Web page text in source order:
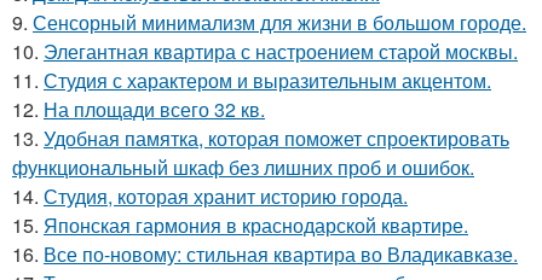
9. Сенсорный минимализм для жизни в большом городе.
10. Элегантная квартира с настроением старой москвы.
11. Студия с характером и выразительным акцентом.
12. На площади всего 32 кв.
13. Удобная памятка, которая поможет спроектировать
функциональный шкаф без лишних проб и ошибок.
14. Студия, которая хранит историю города.
15. Японская гармония в краснодарской квартире.
16. Все по-новому: стильная квартира во Владикавказе.